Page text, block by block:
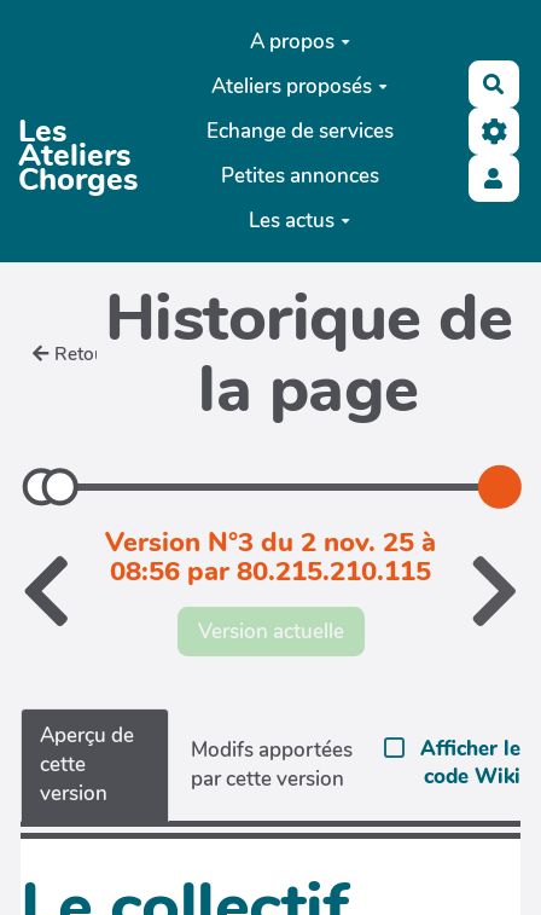
Aller au contenu principal
Les
Ateliers
Chorges
A propos
Ateliers proposés
Echange de services
Petites annonces
Les actus
Retour Historique de
la page
Version N°3 du 2 nov. 25 à
08:56 par 80.215.210.115
Version actuelle
Aperçu de
cette
version
Modifs apportées
par cette version
Afficher le
code Wiki